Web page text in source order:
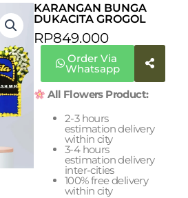
KARANGAN BUNGA
DUKACITA GROGOL
RP849.000
Order Via
Whatsapp
All Flowers Product:
2-3 hours
estimation delivery
within city
3-4 hours
estimation delivery
inter-cities
100% free delivery
within city